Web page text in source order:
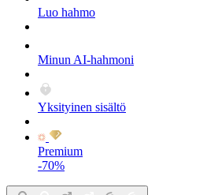
Luo hahmo
Minun AI-hahmoni
Yksityinen sisältö
Premium
-70%